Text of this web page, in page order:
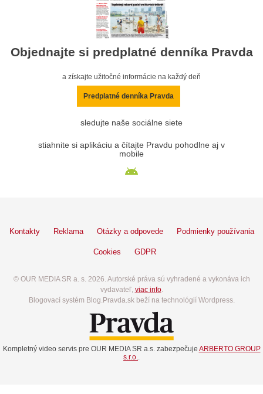
Objednajte si predplatné denníka Pravda
a získajte užitočné informácie na každý deň
Predplatné denníka Pravda
sledujte naše sociálne siete
stiahnite si aplikáciu a čítajte Pravdu pohodlne aj v
mobile
Kontakty Reklama Otázky a odpovede Podmienky používania
Cookies GDPR
© OUR MEDIA SR a. s. 2026. Autorské práva sú vyhradené a vykonáva ich
vydavateľ, viac info.
Blogovací systém Blog.Pravda.sk beží na technológií Wordpress.
Kompletný video servis pre OUR MEDIA SR a.s. zabezpečuje ARBERTO GROUP
s.r.o..